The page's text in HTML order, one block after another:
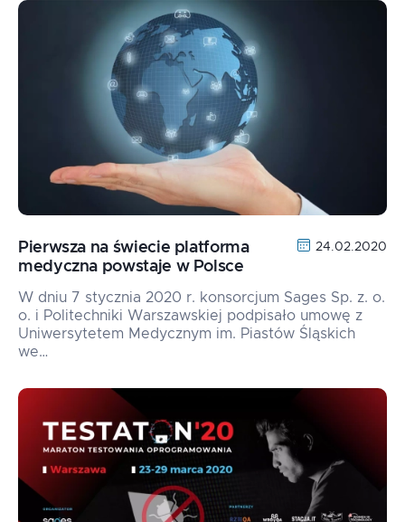
Pierwsza na świecie platforma
medyczna powstaje w Polsce
24.02.2020
W dniu 7 stycznia 2020 r. konsorcjum Sages Sp. z. o.
o. i Politechniki Warszawskiej podpisało umowę z
Uniwersytetem Medycznym im. Piastów Śląskich
we…